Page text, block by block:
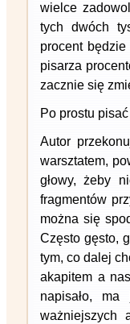
wielce
tych dwóch
procent
pisarza
zacznie się
Po prostu pisać
Autor
warsztatem,
głowy, żeby
fragmentów
można się
Często gęsto,
tym, co dalej
akapitem a
napisało,
ważniejszych